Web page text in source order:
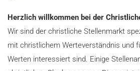
Herzlich willkommen bei der
Wir sind der christliche Stellenmarkt
mit christlichem Werteverständnis und
Werten interessiert sind. Einige